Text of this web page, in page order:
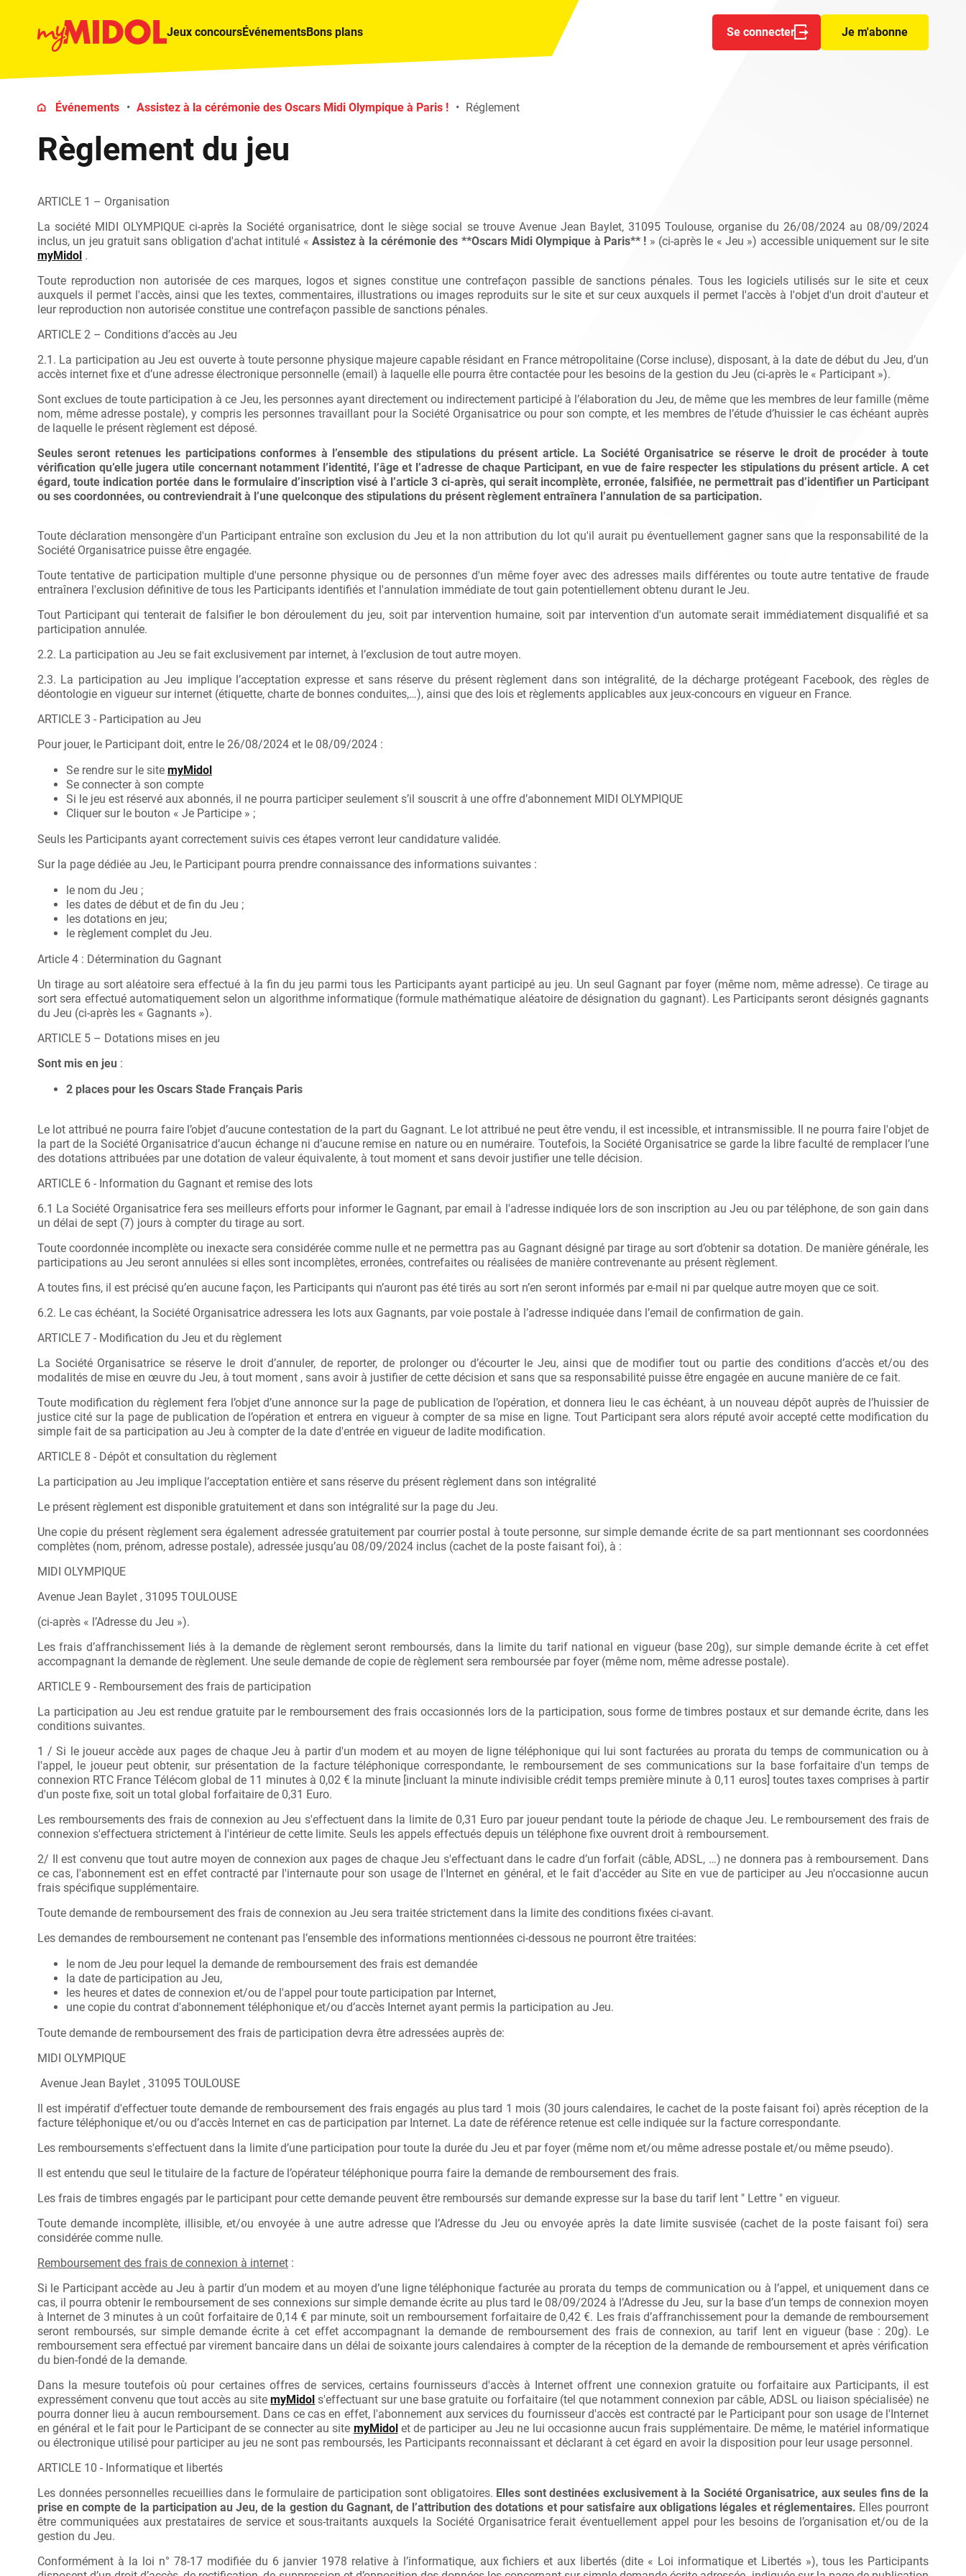
Jeux concoursÉvénementsBons plans Se connecter Je m'abonne
Événements Assistez à la cérémonie des Oscars Midi Olympique à Paris ! Réglement
Règlement du jeu
ARTICLE 1 – Organisation
La société MIDI OLYMPIQUE ci-après la Société organisatrice, dont le siège social se trouve Avenue Jean Baylet, 31095 Toulouse, organise du 26/08/2024 au 08/09/2024
inclus, un jeu gratuit sans obligation d'achat intitulé « Assistez à la cérémonie des **Oscars Midi Olympique à Paris** ! » (ci-après le « Jeu ») accessible uniquement sur le site
myMidol .
Toute reproduction non autorisée de ces marques, logos et signes constitue une contrefaçon passible de sanctions pénales. Tous les logiciels utilisés sur le site et ceux
auxquels il permet l'accès, ainsi que les textes, commentaires, illustrations ou images reproduits sur le site et sur ceux auxquels il permet l'accès à l'objet d'un droit d'auteur et
leur reproduction non autorisée constitue une contrefaçon passible de sanctions pénales.
ARTICLE 2 – Conditions d’accès au Jeu
2.1. La participation au Jeu est ouverte à toute personne physique majeure capable résidant en France métropolitaine (Corse incluse), disposant, à la date de début du Jeu, d’un
accès internet fixe et d’une adresse électronique personnelle (email) à laquelle elle pourra être contactée pour les besoins de la gestion du Jeu (ci-après le « Participant »).
Sont exclues de toute participation à ce Jeu, les personnes ayant directement ou indirectement participé à l’élaboration du Jeu, de même que les membres de leur famille (même
nom, même adresse postale), y compris les personnes travaillant pour la Société Organisatrice ou pour son compte, et les membres de l’étude d’huissier le cas échéant auprès
de laquelle le présent règlement est déposé.
Seules seront retenues les participations conformes à l’ensemble des stipulations du présent article. La Société Organisatrice se réserve le droit de procéder à toute
vérification qu’elle jugera utile concernant notamment l’identité, l’âge et l’adresse de chaque Participant, en vue de faire respecter les stipulations du présent article. A cet
égard, toute indication portée dans le formulaire d’inscription visé à l’article 3 ci-après, qui serait incomplète, erronée, falsifiée, ne permettrait pas d’identifier un Participant
ou ses coordonnées, ou contreviendrait à l’une quelconque des stipulations du présent règlement entraînera l’annulation de sa participation.
Toute déclaration mensongère d'un Participant entraîne son exclusion du Jeu et la non attribution du lot qu'il aurait pu éventuellement gagner sans que la responsabilité de la
Société Organisatrice puisse être engagée.
Toute tentative de participation multiple d'une personne physique ou de personnes d'un même foyer avec des adresses mails différentes ou toute autre tentative de fraude
entraînera l'exclusion définitive de tous les Participants identifiés et l'annulation immédiate de tout gain potentiellement obtenu durant le Jeu.
Tout Participant qui tenterait de falsifier le bon déroulement du jeu, soit par intervention humaine, soit par intervention d'un automate serait immédiatement disqualifié et sa
participation annulée.
2.2. La participation au Jeu se fait exclusivement par internet, à l’exclusion de tout autre moyen.
2.3. La participation au Jeu implique l’acceptation expresse et sans réserve du présent règlement dans son intégralité, de la décharge protégeant Facebook, des règles de
déontologie en vigueur sur internet (étiquette, charte de bonnes conduites,…), ainsi que des lois et règlements applicables aux jeux-concours en vigueur en France.
ARTICLE 3 - Participation au Jeu
Pour jouer, le Participant doit, entre le 26/08/2024 et le 08/09/2024 :
Se rendre sur le site myMidol
Se connecter à son compte
Si le jeu est réservé aux abonnés, il ne pourra participer seulement s’il souscrit à une offre d’abonnement MIDI OLYMPIQUE
Cliquer sur le bouton « Je Participe » ;
Seuls les Participants ayant correctement suivis ces étapes verront leur candidature validée.
Sur la page dédiée au Jeu, le Participant pourra prendre connaissance des informations suivantes :
le nom du Jeu ;
les dates de début et de fin du Jeu ;
les dotations en jeu;
le règlement complet du Jeu.
Article 4 : Détermination du Gagnant
Un tirage au sort aléatoire sera effectué à la fin du jeu parmi tous les Participants ayant participé au jeu. Un seul Gagnant par foyer (même nom, même adresse). Ce tirage au
sort sera effectué automatiquement selon un algorithme informatique (formule mathématique aléatoire de désignation du gagnant). Les Participants seront désignés gagnants
du Jeu (ci-après les « Gagnants »).
ARTICLE 5 – Dotations mises en jeu
Sont mis en jeu :
2 places pour les Oscars Stade Français Paris
Le lot attribué ne pourra faire l’objet d’aucune contestation de la part du Gagnant. Le lot attribué ne peut être vendu, il est incessible, et intransmissible. Il ne pourra faire l'objet de
la part de la Société Organisatrice d’aucun échange ni d’aucune remise en nature ou en numéraire. Toutefois, la Société Organisatrice se garde la libre faculté de remplacer l’une
des dotations attribuées par une dotation de valeur équivalente, à tout moment et sans devoir justifier une telle décision.
ARTICLE 6 - Information du Gagnant et remise des lots
6.1 La Société Organisatrice fera ses meilleurs efforts pour informer le Gagnant, par email à l'adresse indiquée lors de son inscription au Jeu ou par téléphone, de son gain dans
un délai de sept (7) jours à compter du tirage au sort.
Toute coordonnée incomplète ou inexacte sera considérée comme nulle et ne permettra pas au Gagnant désigné par tirage au sort d’obtenir sa dotation. De manière générale, les
participations au Jeu seront annulées si elles sont incomplètes, erronées, contrefaites ou réalisées de manière contrevenante au présent règlement.
A toutes fins, il est précisé qu’en aucune façon, les Participants qui n’auront pas été tirés au sort n’en seront informés par e-mail ni par quelque autre moyen que ce soit.
6.2. Le cas échéant, la Société Organisatrice adressera les lots aux Gagnants, par voie postale à l’adresse indiquée dans l’email de confirmation de gain.
ARTICLE 7 - Modification du Jeu et du règlement
La Société Organisatrice se réserve le droit d’annuler, de reporter, de prolonger ou d’écourter le Jeu, ainsi que de modifier tout ou partie des conditions d’accès et/ou des
modalités de mise en œuvre du Jeu, à tout moment , sans avoir à justifier de cette décision et sans que sa responsabilité puisse être engagée en aucune manière de ce fait.
Toute modification du règlement fera l’objet d’une annonce sur la page de publication de l’opération, et donnera lieu le cas échéant, à un nouveau dépôt auprès de l’huissier de
justice cité sur la page de publication de l’opération et entrera en vigueur à compter de sa mise en ligne. Tout Participant sera alors réputé avoir accepté cette modification du
simple fait de sa participation au Jeu à compter de la date d'entrée en vigueur de ladite modification.
ARTICLE 8 - Dépôt et consultation du règlement
La participation au Jeu implique l’acceptation entière et sans réserve du présent règlement dans son intégralité
Le présent règlement est disponible gratuitement et dans son intégralité sur la page du Jeu.
Une copie du présent règlement sera également adressée gratuitement par courrier postal à toute personne, sur simple demande écrite de sa part mentionnant ses coordonnées
complètes (nom, prénom, adresse postale), adressée jusqu’au 08/09/2024 inclus (cachet de la poste faisant foi), à :
MIDI OLYMPIQUE
Avenue Jean Baylet , 31095 TOULOUSE
(ci-après « l’Adresse du Jeu »).
Les frais d’affranchissement liés à la demande de règlement seront remboursés, dans la limite du tarif national en vigueur (base 20g), sur simple demande écrite à cet effet
accompagnant la demande de règlement. Une seule demande de copie de règlement sera remboursée par foyer (même nom, même adresse postale).
ARTICLE 9 - Remboursement des frais de participation
La participation au Jeu est rendue gratuite par le remboursement des frais occasionnés lors de la participation, sous forme de timbres postaux et sur demande écrite, dans les
conditions suivantes.
1 / Si le joueur accède aux pages de chaque Jeu à partir d'un modem et au moyen de ligne téléphonique qui lui sont facturées au prorata du temps de communication ou à
l'appel, le joueur peut obtenir, sur présentation de la facture téléphonique correspondante, le remboursement de ses communications sur la base forfaitaire d'un temps de
connexion RTC France Télécom global de 11 minutes à 0,02 € la minute [incluant la minute indivisible crédit temps première minute à 0,11 euros] toutes taxes comprises à partir
d'un poste fixe, soit un total global forfaitaire de 0,31 Euro.
Les remboursements des frais de connexion au Jeu s'effectuent dans la limite de 0,31 Euro par joueur pendant toute la période de chaque Jeu. Le remboursement des frais de
connexion s'effectuera strictement à l'intérieur de cette limite. Seuls les appels effectués depuis un téléphone fixe ouvrent droit à remboursement.
2/ Il est convenu que tout autre moyen de connexion aux pages de chaque Jeu s'effectuant dans le cadre d’un forfait (câble, ADSL, …) ne donnera pas à remboursement. Dans
ce cas, l'abonnement est en effet contracté par l'internaute pour son usage de l'Internet en général, et le fait d'accéder au Site en vue de participer au Jeu n'occasionne aucun
frais spécifique supplémentaire.
Toute demande de remboursement des frais de connexion au Jeu sera traitée strictement dans la limite des conditions fixées ci-avant.
Les demandes de remboursement ne contenant pas l’ensemble des informations mentionnées ci-dessous ne pourront être traitées:
le nom de Jeu pour lequel la demande de remboursement des frais est demandée
la date de participation au Jeu,
les heures et dates de connexion et/ou de l'appel pour toute participation par Internet,
une copie du contrat d'abonnement téléphonique et/ou d’accès Internet ayant permis la participation au Jeu.
Toute demande de remboursement des frais de participation devra être adressées auprès de:
MIDI OLYMPIQUE
Avenue Jean Baylet , 31095 TOULOUSE
Il est impératif d'effectuer toute demande de remboursement des frais engagés au plus tard 1 mois (30 jours calendaires, le cachet de la poste faisant foi) après réception de la
facture téléphonique et/ou ou d’accès Internet en cas de participation par Internet. La date de référence retenue est celle indiquée sur la facture correspondante.
Les remboursements s'effectuent dans la limite d’une participation pour toute la durée du Jeu et par foyer (même nom et/ou même adresse postale et/ou même pseudo).
Il est entendu que seul le titulaire de la facture de l’opérateur téléphonique pourra faire la demande de remboursement des frais.
Les frais de timbres engagés par le participant pour cette demande peuvent être remboursés sur demande expresse sur la base du tarif lent " Lettre " en vigueur.
Toute demande incomplète, illisible, et/ou envoyée à une autre adresse que l’Adresse du Jeu ou envoyée après la date limite susvisée (cachet de la poste faisant foi) sera
considérée comme nulle.
Remboursement des frais de connexion à internet :
Si le Participant accède au Jeu à partir d’un modem et au moyen d’une ligne téléphonique facturée au prorata du temps de communication ou à l’appel, et uniquement dans ce
cas, il pourra obtenir le remboursement de ses connexions sur simple demande écrite au plus tard le 08/09/2024 à l’Adresse du Jeu, sur la base d’un temps de connexion moyen
à Internet de 3 minutes à un coût forfaitaire de 0,14 € par minute, soit un remboursement forfaitaire de 0,42 €. Les frais d’affranchissement pour la demande de remboursement
seront remboursés, sur simple demande écrite à cet effet accompagnant la demande de remboursement des frais de connexion, au tarif lent en vigueur (base : 20g). Le
remboursement sera effectué par virement bancaire dans un délai de soixante jours calendaires à compter de la réception de la demande de remboursement et après vérification
du bien-fondé de la demande.
Dans la mesure toutefois où pour certaines offres de services, certains fournisseurs d'accès à Internet offrent une connexion gratuite ou forfaitaire aux Participants, il est
expressément convenu que tout accès au sitemyMidol s'effectuant sur une base gratuite ou forfaitaire (tel que notamment connexion par câble, ADSL ou liaison spécialisée) ne
pourra donner lieu à aucun remboursement. Dans ce cas en effet, l'abonnement aux services du fournisseur d'accès est contracté par le Participant pour son usage de l'Internet
en général et le fait pour le Participant de se connecter au site myMidolet de participer au Jeu ne lui occasionne aucun frais supplémentaire. De même, le matériel informatique
ou électronique utilisé pour participer au jeu ne sont pas remboursés, les Participants reconnaissant et déclarant à cet égard en avoir la disposition pour leur usage personnel.
ARTICLE 10 - Informatique et libertés
Les données personnelles recueillies dans le formulaire de participation sont obligatoires. Elles sont destinées exclusivement à la Société Organisatrice, aux seules fins de la
prise en compte de la participation au Jeu, de la gestion du Gagnant, de l’attribution des dotations et pour satisfaire aux obligations légales et réglementaires. Elles pourront
être communiquées aux prestataires de service et sous-traitants auxquels la Société Organisatrice ferait éventuellement appel pour les besoins de l’organisation et/ou de la
gestion du Jeu.
Conformément à la loi n° 78-17 modifiée du 6 janvier 1978 relative à l’informatique, aux fichiers et aux libertés (dite « Loi informatique et Libertés »), tous les Participants